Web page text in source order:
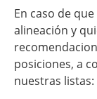
En caso de
alineación y
posiciones, a
nuestras listas: